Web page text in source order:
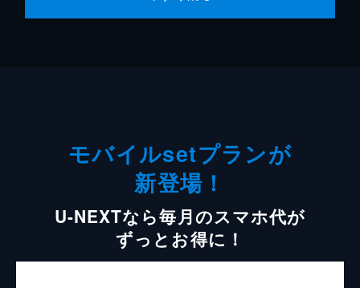
モバイルsetプランが
新登場！
U-NEXTなら毎月のスマホ代が
ずっとお得に！